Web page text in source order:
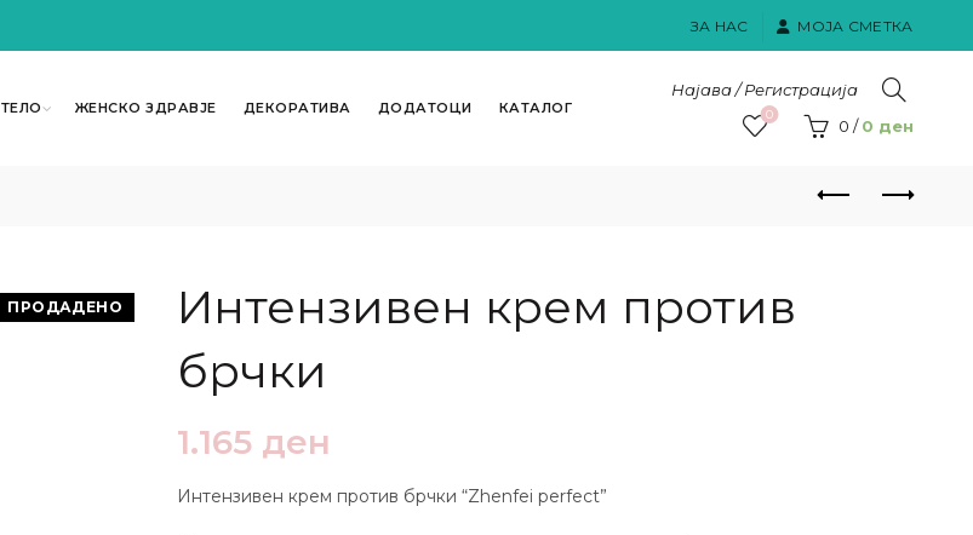
ЗА НАС МОЈА СМЕТКА
ТЕЛО ЖЕНСКО ЗДРАВЈЕ ДЕКОРАТИВА ДОДАТОЦИ КАТАЛОГ
Најава / Регистрација
0
0 / 0 ден
ПРОДАДЕНО
Интензивен крем против
брчки
1.165 ден
Интензивен крем против брчки “Zhenfei perfect”